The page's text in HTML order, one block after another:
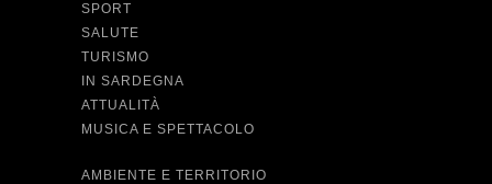
SPORT
SALUTE
TURISMO
IN SARDEGNA
ATTUALITÀ
MUSICA E SPETTACOLO
AMBIENTE E TERRITORIO